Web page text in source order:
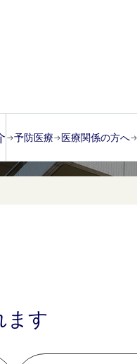
予防医療 医療関係の方へ
ます